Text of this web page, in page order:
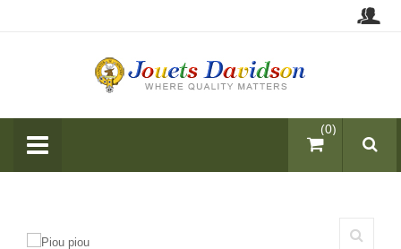
items (0)